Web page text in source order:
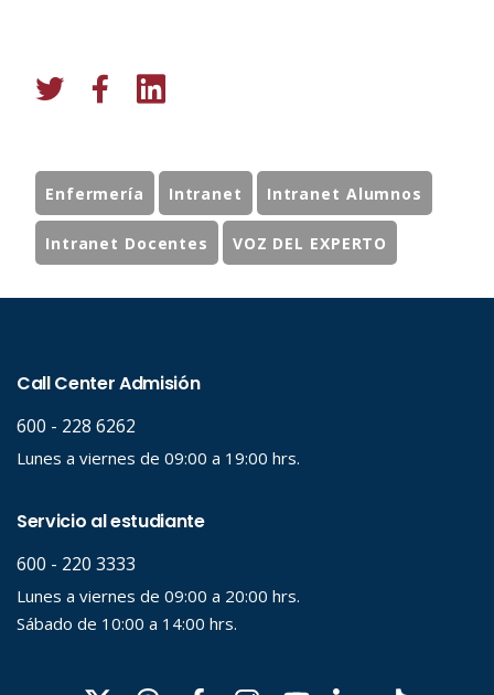
Enfermería Intranet Intranet Alumnos
Intranet Docentes VOZ DEL EXPERTO